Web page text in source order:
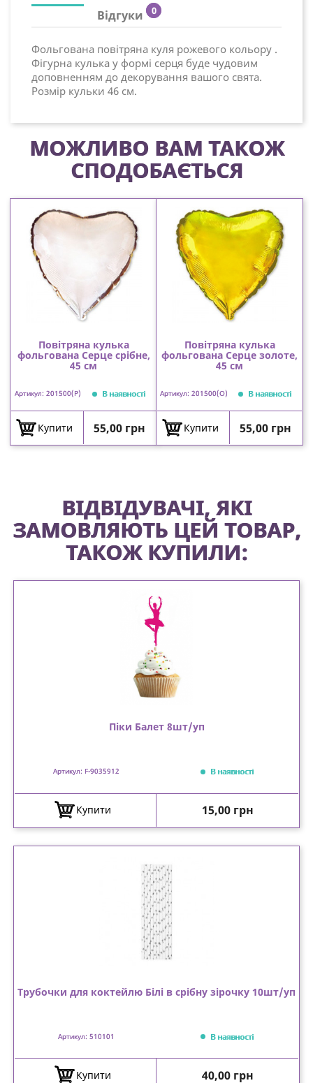
Відгуки
0
Фольгована повітряна куля рожевого кольору .
Фігурна кулька у формі серця буде чудовим
доповненням до декорування вашого свята.
Розмір кульки 46 см.
МОЖЛИВО ВАМ ТАКОЖ
СПОДОБАЄТЬСЯ
Повітряна кулька
фольгована Серце срібне,
45 см
Артикул: 201500(P) В наявності
Купити Ціна
55,00 грн
Повітряна кулька
фольгована Серце золоте,
45 см
Артикул: 201500(O) В наявності
Купити Ціна
55,00 грн
ВІДВІДУВАЧІ, ЯКІ
ЗАМОВЛЯЮТЬ ЦЕЙ ТОВАР,
ТАКОЖ КУПИЛИ:
Піки Балет 8шт/уп
Артикул: F-9035912 В наявності
Купити Ціна
15,00 грн
Трубочки для коктейлю Білі в срібну зірочку 10шт/уп
Артикул: 510101 В наявності
Купити Ціна
40,00 грн